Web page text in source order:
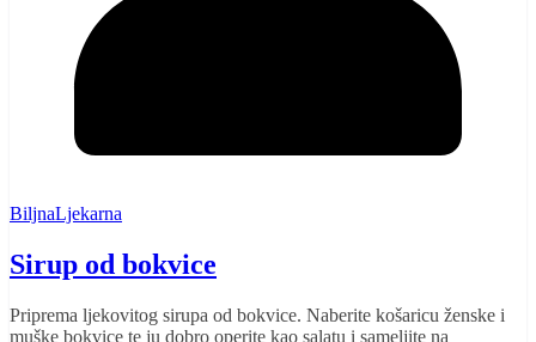
BiljnaLjekarna
Sirup od bokvice
Priprema ljekovitog sirupa od bokvice. Naberite košaricu ženske i
muške bokvice te ju dobro operite kao salatu i sameljite na